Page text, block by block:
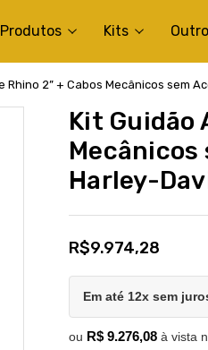
Produtos Kits
Rhino 2” + Cabos Mecânicos sem
Kit Guidão
Mecânicos
Harley-
R$9.974,28
Em até 12x sem
ou R$ 9.276,08 à vista